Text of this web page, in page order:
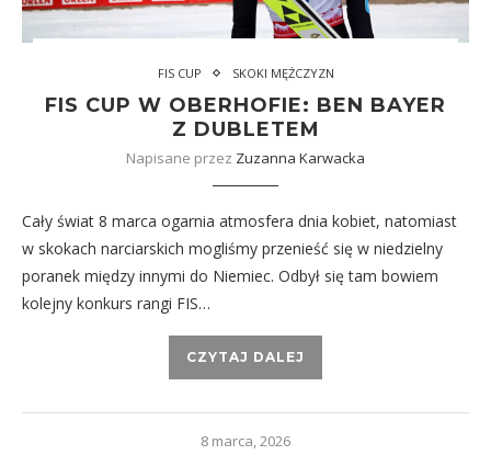
FIS CUP SKOKI MĘŻCZYZN
FIS CUP W OBERHOFIE: BEN BAYER
Z DUBLETEM
Napisane przez Zuzanna Karwacka
Cały świat 8 marca ogarnia atmosfera dnia kobiet, natomiast
w skokach narciarskich mogliśmy przenieść się w niedzielny
poranek między innymi do Niemiec. Odbył się tam bowiem
kolejny konkurs rangi FIS…
CZYTAJ DALEJ
8 marca, 2026